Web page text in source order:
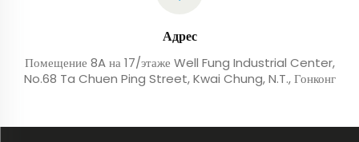
Адрес
Помещение 8A на 17/этаже Well Fung Industrial Center,
No.68 Ta Chuen Ping Street, Kwai Chung, N.T., Гонконг